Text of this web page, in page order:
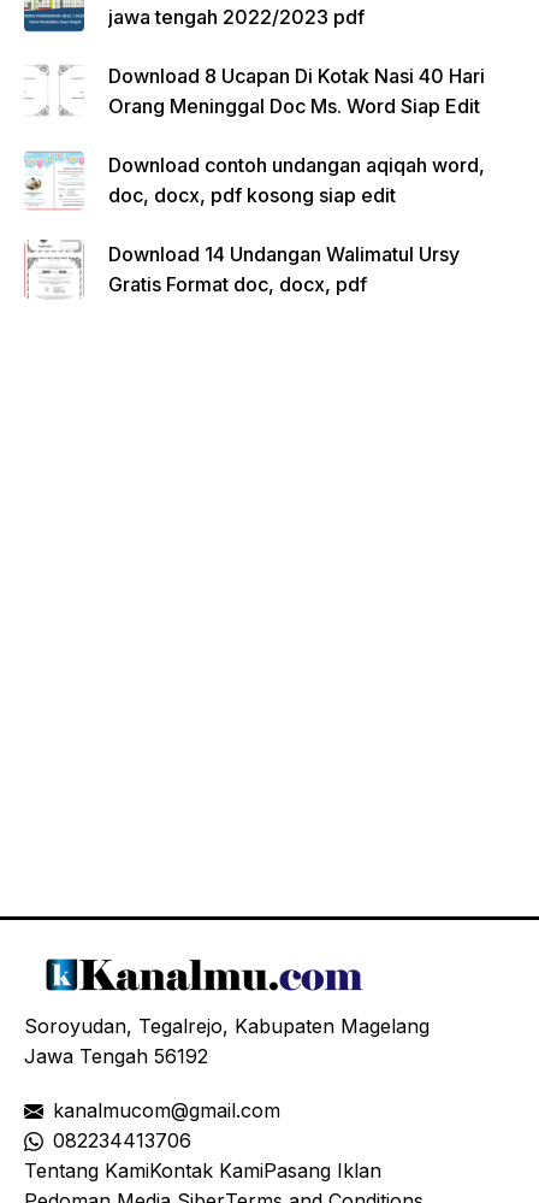
jawa tengah 2022/2023 pdf
Download 8 Ucapan Di Kotak Nasi 40 Hari
Orang Meninggal Doc Ms. Word Siap Edit
Download contoh undangan aqiqah word,
doc, docx, pdf kosong siap edit
Download 14 Undangan Walimatul Ursy
Gratis Format doc, docx, pdf
Soroyudan, Tegalrejo, Kabupaten Magelang
Jawa Tengah 56192
kanalmucom@gmail.com
082234413706
Tentang KamiKontak KamiPasang Iklan